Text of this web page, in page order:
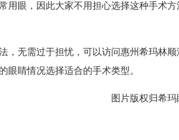
用眼，因此大家不用担心选择这种手术
无需过于担忧，可以访问惠州希玛林顺
眼睛情况选择适合的手术类型。
图片版权归希玛